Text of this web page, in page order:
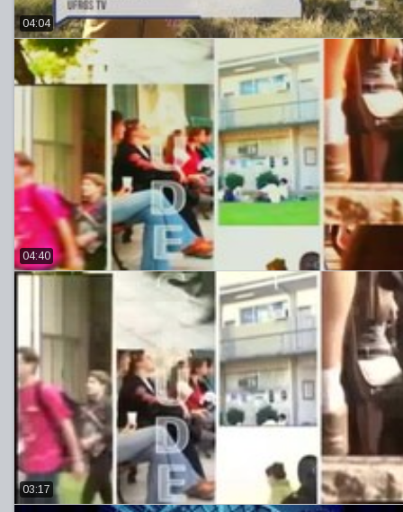
04:04
04:40
03:17